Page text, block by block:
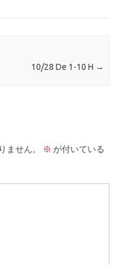
10/28 De 1-10 H →
ません。 ※ が付いている